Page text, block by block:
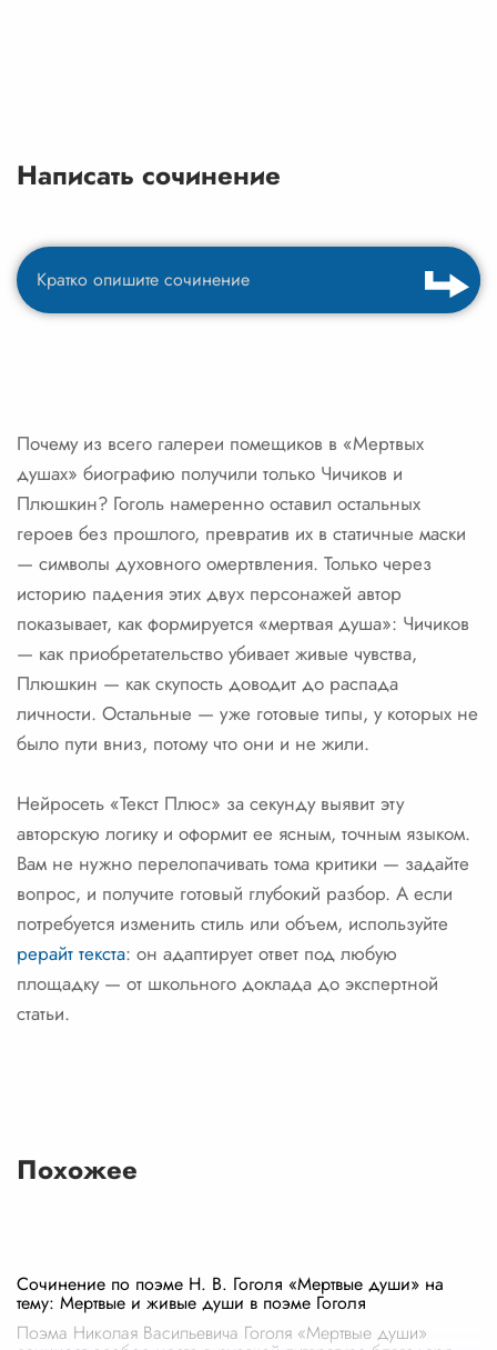
Написать сочинение
Почему из всего галереи помещиков в «Мертвых
душах» биографию получили только Чичиков и
Плюшкин? Гоголь намеренно оставил остальных
героев без прошлого, превратив их в статичные маски
— символы духовного омертвления. Только через
историю падения этих двух персонажей автор
показывает, как формируется «мертвая душа»: Чичиков
— как приобретательство убивает живые чувства,
Плюшкин — как скупость доводит до распада
личности. Остальные — уже готовые типы, у которых не
было пути вниз, потому что они и не жили.
Нейросеть «Текст Плюс» за секунду выявит эту
авторскую логику и оформит ее ясным, точным языком.
Вам не нужно перелопачивать тома критики — задайте
вопрос, и получите готовый глубокий разбор. А если
потребуется изменить стиль или объем, используйте
рерайт текста: он адаптирует ответ под любую
площадку — от школьного доклада до экспертной
статьи.
Похожее
Сочинение по поэме Н. В. Гоголя «Мертвые души» на
тему: Мертвые и живые души в поэме Гоголя
Поэма Николая Васильевича Гоголя «Мертвые души»